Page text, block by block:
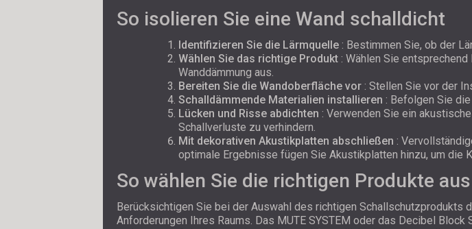
So isolieren Sie eine Wand schalldicht
Identifizieren Sie die Lärmquelle : Bestimmen Sie, ob der
Wählen Sie das richtige Produkt : Wählen Sie
Wanddämmung aus.
Bereiten Sie die Wandoberfläche vor : Stellen Sie vor der
Schalldämmende Materialien installieren : Befolgen Sie
Lücken und Risse abdichten : Verwenden Sie ein
Schallverluste zu verhindern.
Mit dekorativen Akustikplatten abschließen :
optimale Ergebnisse fügen Sie Akustikplatten hinzu, um die
So wählen Sie die richtigen Produkte aus
Berücksichtigen Sie bei der Auswahl des richtigen
Anforderungen Ihres Raums. Das MUTE SYSTEM oder das Decibel